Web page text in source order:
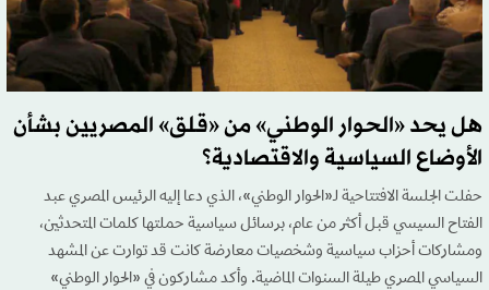
هل يحد «الحوار الوطني» من «قلق» المصريين بشأن
الأوضاع السياسية والاقتصادية؟
حفلت الجلسة الافتتاحية لـ«الحوار الوطني»، الذي دعا إليه الرئيس المصري عبد
الفتاح السيسي قبل أكثر من عام، برسائل سياسية حملتها كلمات المتحدثين،
ومشاركات أحزاب سياسية وشخصيات معارضة كانت قد توارت عن المشهد
السياسي المصري طيلة السنوات الماضية. وأكد مشاركون في «الحوار الوطني»